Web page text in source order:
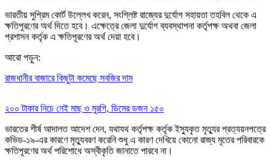
ভারতীয় সুপ্রিম কোর্ট উল্লেখ করেন, সংশ্লিষ্ট রাজ্যের দুর্যোগ সহায়তা তহবিল থেকে এ
ক্ষতিপূরণের অর্থ দিতে হবে। এক্ষেত্রে জেলা দুর্যোগ ব্যবস্থাপনা কর্তৃপক্ষ অথবা জেলা
প্রশাসন কর্তৃক এ ক্ষতিপূরণের অর্থ দেয়া হবে।
আরো পড়ুন:
রাজধানীর বাজারে কিছুটা কমেছে সবজির দাম
২০০ টাকার নিচে নেই মাছ ও মুরগি, ডিমের ডজন ১৫০
ভারতের শীর্ষ আদালত আদেশ দেন, যথাযথ কর্তৃপক্ষ কর্তৃক ইস্যুকৃত মৃত্যুর প্রত্যয়নপত্রে
কভিড-১৯-এর কারণে মৃত্যুবরণ করেনি শুধু এ কারণ দেখিয়ে কোনো রাজ্য মৃতের পরিবারকে
ক্ষতিপূরণের অর্থ পরিশোধে অস্বীকৃতি জানাতে পারবে না।